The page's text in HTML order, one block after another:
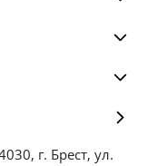
г. Брест, ул.